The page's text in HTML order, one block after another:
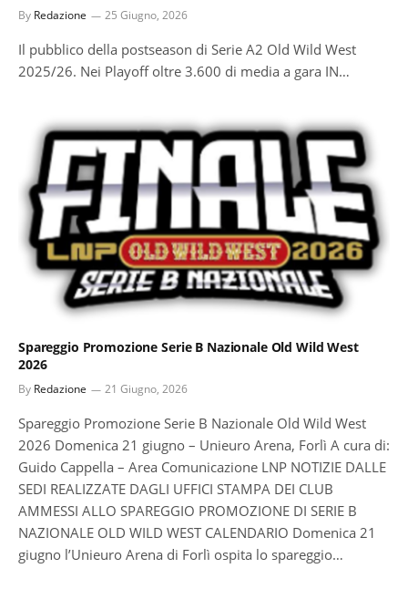
By Redazione 25 Giugno, 2026
Il pubblico della postseason di Serie A2 Old Wild West
2025/26. Nei Playoff oltre 3.600 di media a gara IN…
Spareggio Promozione Serie B Nazionale Old Wild West
2026
By Redazione 21 Giugno, 2026
Spareggio Promozione Serie B Nazionale Old Wild West
2026 Domenica 21 giugno – Unieuro Arena, Forlì A cura di:
Guido Cappella – Area Comunicazione LNP NOTIZIE DALLE
SEDI REALIZZATE DAGLI UFFICI STAMPA DEI CLUB
AMMESSI ALLO SPAREGGIO PROMOZIONE DI SERIE B
NAZIONALE OLD WILD WEST CALENDARIO Domenica 21
giugno l’Unieuro Arena di Forlì ospita lo spareggio…